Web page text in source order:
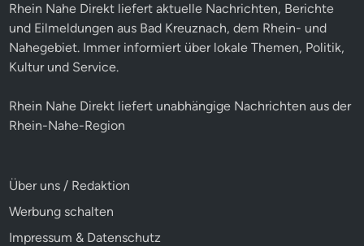
Rhein Nahe Direkt liefert aktuelle Nachrichten, Berichte
und Eilmeldungen aus Bad Kreuznach, dem Rhein- und
Nahegebiet. Immer informiert über lokale Themen, Politik,
Kultur und Service.
Rhein Nahe Direkt liefert unabhängige Nachrichten aus der
Rhein-Nahe-Region
Über uns / Redaktion
Werbung schalten
Impressum & Datenschutz